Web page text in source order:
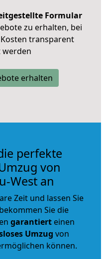
Formular
zu erhalten, bei
transparent
erhalten
perfekte
von
West an
Zeit und lassen Sie
Sie die
garantiert einen
Umzug von
können.